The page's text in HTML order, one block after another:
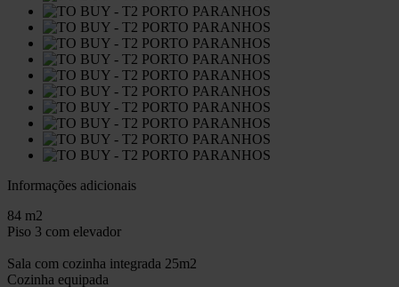
Informações adicionais
84 m2
Piso 3 com elevador
Sala com cozinha integrada 25m2
Cozinha equipada